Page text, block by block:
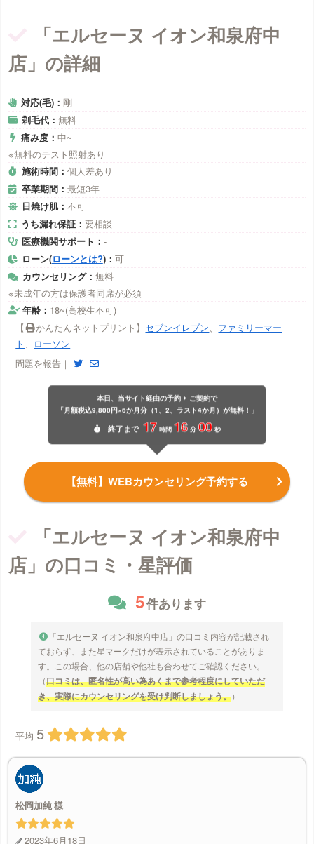
「エルセーヌ イオン和泉府中
店」の詳細
対応(毛)：剛
剃毛代：無料
痛み度：中~
※無料のテスト照射あり
施術時間： 個人差あり
卒業期間： 最短3年
日焼け肌： 不可
うち漏れ保証： 要相談
医療機関サポート：-
ローン(ローンとは?)： 可
カウンセリング： 無料
※未成年の方は保護者同席が必須
年齢： 18~(高校生不可)
【
かんたんネットプリント】 セブンイレブン
ファミリーマー
ト
ローソン
問題を報告｜
本日、当サイト経由の予約
ご契約で
「月額税込9,800円×6か月分（1、2、ラスト4か月）が無料！」
終了 まで 17 時間 15 分 59 秒
【無料】WEBカウンセリング予約する
「エルセーヌ イオン和泉府中
店」の口コミ・星評価
5件あります
「エルセーヌ イオン和泉府中店」の口コミ内容が記載され
ておらず、また星マークだけが表示されていることがありま
す。この場合、他の店舗や他社も合わせてご確認ください。
（口コミは、匿名性が高い為あくまで参考程度にしていただ
き、実際にカウンセリングを受け判断しましょう。）
平均 5
松岡加純
2023年6月18日